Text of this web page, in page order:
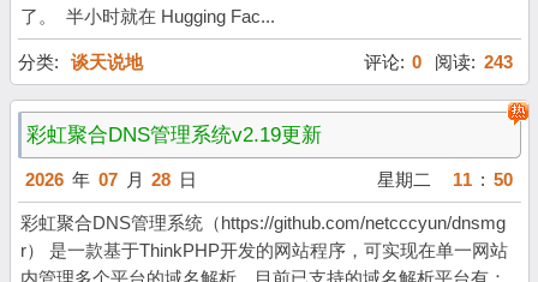
了。 半小时就在 Hugging Fac...
分类: 谈天说地 评论: 0 阅读: 243
彩虹聚合DNS管理系统v2.19更新
2026 年 07 月 28 日 星期二 11 : 50
彩虹聚合DNS管理系统（https://github.com/netcccyun/dnsmg
r） 是一款基于ThinkPHP开发的网站程序，可实现在单一网站